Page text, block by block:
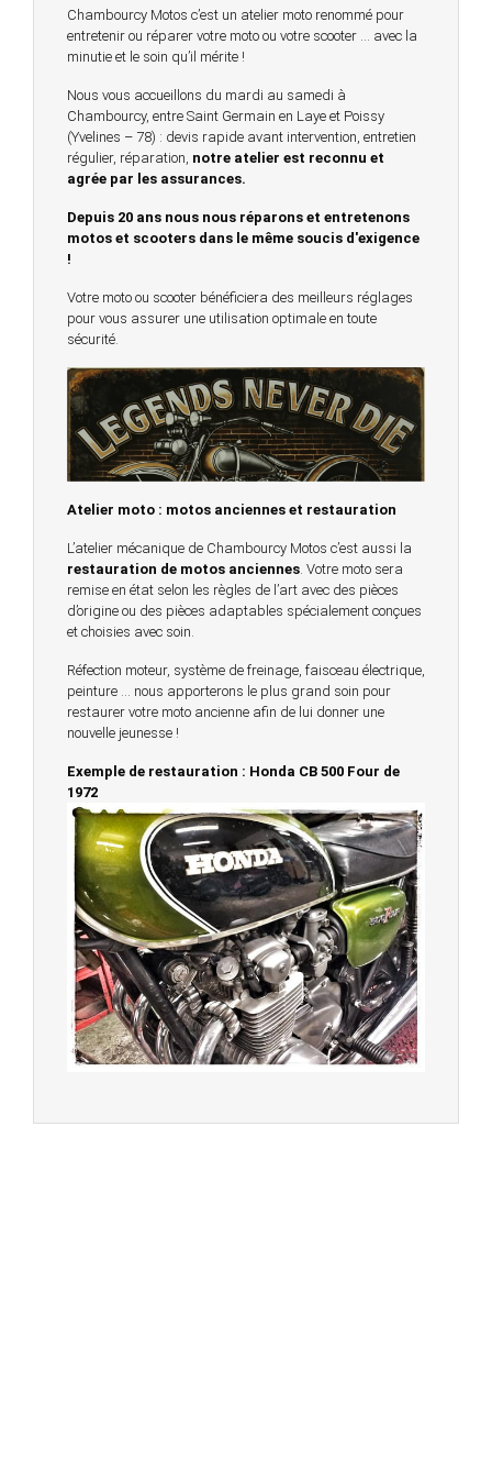
Chambourcy Motos c’est un atelier moto renommé pour
entretenir ou réparer votre moto ou votre scooter … avec la
minutie et le soin qu’il mérite !
Nous vous accueillons du mardi au samedi à
Chambourcy, entre Saint Germain en Laye et Poissy
(Yvelines – 78) : devis rapide avant intervention, entretien
régulier, réparation, notre atelier est reconnu et
agrée par les assurances.
Depuis 20 ans nous nous réparons et entretenons
motos et scooters dans le même soucis d'exigence
!
Votre moto ou scooter bénéficiera des meilleurs réglages
pour vous assurer une utilisation optimale en toute
sécurité.
Atelier moto : motos anciennes et restauration
L’atelier mécanique de Chambourcy Motos c’est aussi la
restauration de motos anciennes. Votre moto sera
remise en état selon les règles de l’art avec des pièces
d’origine ou des pièces adaptables spécialement conçues
et choisies avec soin.
Réfection moteur, système de freinage, faisceau électrique,
peinture … nous apporterons le plus grand soin pour
restaurer votre moto ancienne afin de lui donner une
nouvelle jeunesse !
Exemple de restauration : Honda CB 500 Four de
1972
© 2023 -Chambourcy Motos 78 - 7bis chemin de la
Forêt - 78240 - Chambourcy -
Garage Motos et Scooters depuis 20 ans à votre
service entre Saint Germain en Laye et Poissy
Achat de motos et scooters - Dépôt vente - Réparation
- Concessionnaire Voge - Concessionnaire
Multimarques
agence conseil en communication digitale